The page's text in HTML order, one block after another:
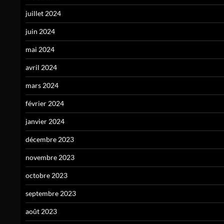
juillet 2024
juin 2024
mai 2024
avril 2024
mars 2024
février 2024
janvier 2024
décembre 2023
novembre 2023
octobre 2023
septembre 2023
août 2023